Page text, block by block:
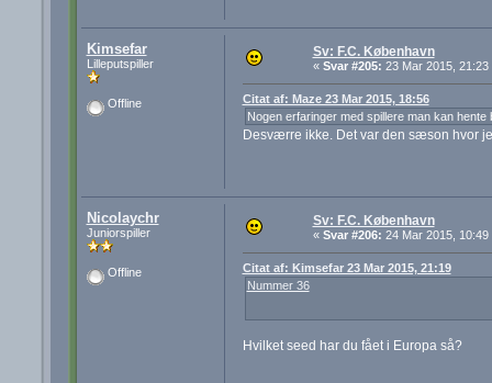
Kimsefar
Lilleputspiller
Offline
Sv: F.C. København
« Svar #205: 23 Mar 2015, 21:23
Citat af: Maze 23 Mar 2015, 18:56
Nogen erfaringer med spillere man kan hente
Desværre ikke. Det var den sæson hvor
Nicolaychr
Juniorspiller
Offline
Sv: F.C. København
« Svar #206: 24 Mar 2015, 10:49
Citat af: Kimsefar 23 Mar 2015, 21:19
Nummer 36
Hvilket seed har du fået i Europa så?